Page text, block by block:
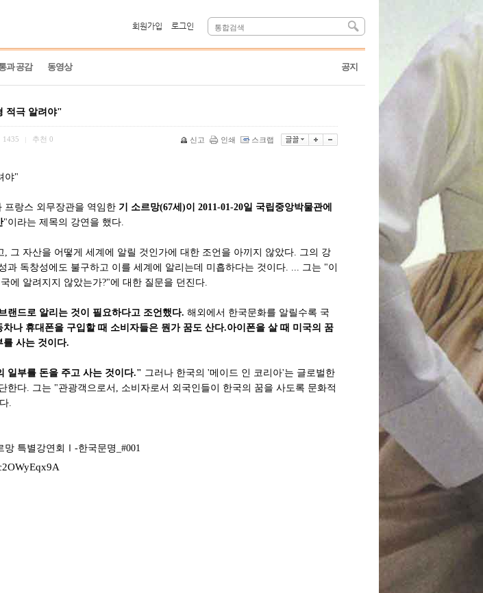
회원가입 로그인
과 공감 동영상 공지
적극 알려야"
1435 추천 0 신고 인쇄 스크랩
야"
프랑스 외무장관을 역임한 기 소르망(67세)이 2011-01-20일 국립중앙박물관에
"이라는 제목의 강연을 했다.
그 자산을 어떻게 세계에 알릴 것인가에 대한 조언을 아끼지 않았다. 그의 강
과 독창성에도 불구하고 이를 세계에 알리는데 미흡하다는 것이다. ... 그는 "이
에 알려지지 않았는가?"에 대한 질문을 던진다.
랜드로 알리는 것이 필요하다고 조언했다. 해외에서 한국문화를 알릴수록 국
차나 휴대폰을 구입할 때 소비자들은 뭔가 꿈도 산다.아이폰을 살 때 미국의 꿈
를 사는 것이다.
일부를 돈을 주고 사는 것이다." 그러나 한국의 '메이드 인 코리아'는 글로벌한
한다. 그는 "관광객으로서, 소비자로서 외국인들이 한국의 꿈을 사도록 문화적
.
망 특별강연회Ⅰ-한국문명_#001